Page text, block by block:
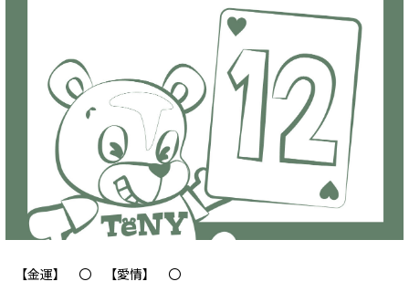
【金運】 〇 【愛情】 〇